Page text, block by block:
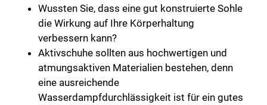
Wussten Sie, dass eine gut konstruierte Sohle
die Wirkung auf Ihre Körperhaltung
verbessern kann?
Aktivschuhe sollten aus hochwertigen und
atmungsaktiven Materialien bestehen, denn
eine ausreichende
Wasserdampfdurchlässigkeit ist für ein gutes